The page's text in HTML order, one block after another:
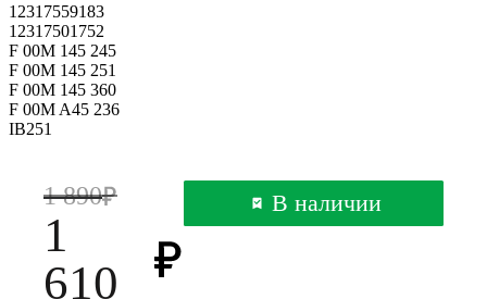
12317559183
12317501752
F 00M 145 245
F 00M 145 251
F 00M 145 360
F 00M A45 236
IB251
1 890
1
610
В наличии